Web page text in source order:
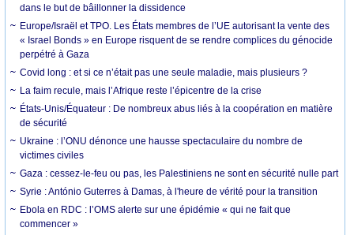
dans le but de bâillonner la dissidence
Europe/Israël et TPO. Les États membres de l’UE autorisant la vente des
« Israel Bonds » en Europe risquent de se rendre complices du génocide
perpétré à Gaza
Covid long : et si ce n’était pas une seule maladie, mais plusieurs ?
La faim recule, mais l’Afrique reste l’épicentre de la crise
États-Unis/Équateur : De nombreux abus liés à la coopération en matière
de sécurité
Ukraine : l’ONU dénonce une hausse spectaculaire du nombre de
victimes civiles
Gaza : cessez-le-feu ou pas, les Palestiniens ne sont en sécurité nulle part
Syrie : António Guterres à Damas, à l'heure de vérité pour la transition
Ebola en RDC : l’OMS alerte sur une épidémie « qui ne fait que
commencer »